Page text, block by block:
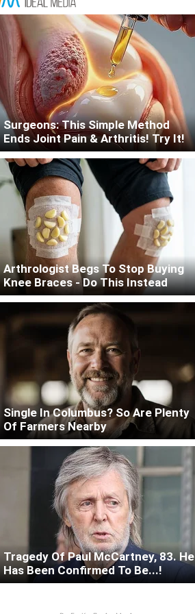
Surgeons: This Simple Method
Ends Joint Pain & Arthritis! Try It!
Arthrologist Begs To Stop Buying
Knee Braces - Do This Instead
Single In Columbus? So Are Plenty
Of Farmers Nearby
Tragedy Of Paul McCartney, 83. He
Has Been Confirmed To Be...!